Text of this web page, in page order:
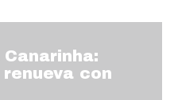
con